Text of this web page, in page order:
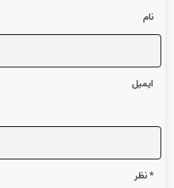
نام
ایمیل
* نظر